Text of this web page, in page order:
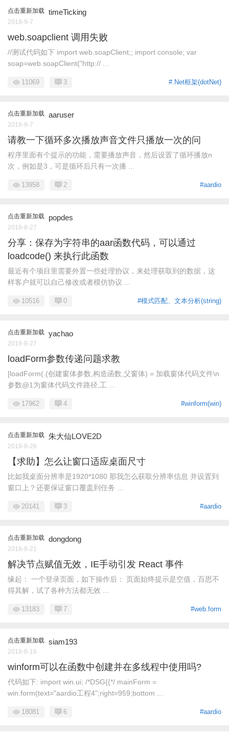
点击重新加载 timeTicking
2018-9-7
web.soapclient 调用失败
//测试代码如下 import web.soapClient;; import console; var
soap=web.soapClient("http:// ...
#.Net框架(dotNet)
11069 3
点击重新加载 aaruser
2018-9-7
请教一下循环多次播放声音文件只播放一次的问
程序里面有个提示的功能，需要播放声音，然后设置了循环播放n
次，例如是3，可是循环后只有一次播 ...
#aardio
13958 2
点击重新加载 popdes
2018-8-27
分享：保存为字符串的aar函数代码，可以通过
loadcode() 来执行此函数
最近有个项目里需要外置一些处理协议，来处理获取到的数据，这
样客户就可以自己修改或者模仿协议 ...
#模式匹配、文本分析(string)
10516 0
点击重新加载 yachao
2018-8-27
loadForm参数传递问题求教
[loadForm(.(创建窗体参数,构造函数,父窗体) = 加载窗体代码文件\n
参数@1为窗体代码文件路径,工 ...
#winform(win)
17962 4
点击重新加载 朱大仙LOVE2D
2018-8-26
【求助】怎么让窗口适应桌面尺寸
比如我桌面分辨率是1920*1080 那我怎么获取分辨率信息 并设置到
窗口上？还要保证窗口覆盖到任务 ...
#aardio
20141 3
点击重新加载 dongdong
2018-8-21
解决节点赋值无效，IE手动引发 React 事件
缘起： 一个登录页面，如下操作后： 页面始终提示是空值，百思不
得其解，试了各种方法都无效 ...
#web.form
13183 7
点击重新加载 siam193
2018-8-16
winform可以在函数中创建并在多线程中使用吗?
代码如下: import win.ui; /*DSG{{*/ mainForm =
win.form(text="aardio工程4";right=959;bottom ...
#aardio
18081 6